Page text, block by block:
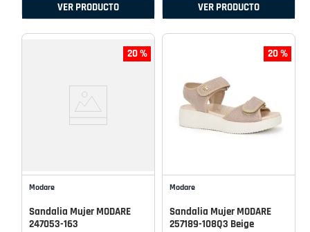
VER PRODUCTO VER PRODUCTO
20 %
Modare
Sandalia Mujer MODARE
247053-163
20 %
Modare
Sandalia Mujer MODARE
257189-108Q3 Beige